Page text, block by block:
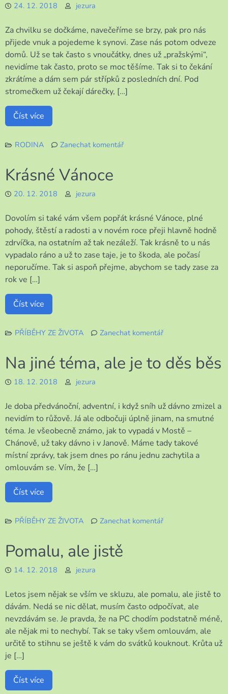
24. 12. 2018 jezura
Za chvilku se dočkáme, navečeříme se brzy, pak pro nás
přijede vnuk a pojedeme k synovi. Zase nás potom odveze
domů. Už se tak často s vnoučátky, dnes už „pražskými“,
nevidíme tak často, proto se moc těšíme. Tak si to čekání
zkrátíme a dám sem pár střípků z posledních dní. Pod
stromečkem už čekají dárečky, […]
Číst více
RODINA
Zanechat komentář
Krásné Vánoce
20. 12. 2018 jezura
Dovolím si také vám všem popřát krásné Vánoce, plné
pohody, štěstí a radosti a v novém roce přeji hlavně hodně
zdrvíčka, na ostatním až tak nezáleží. Tak krásně to u nás
vypadalo ráno a už to zase taje, je to škoda, ale počasí
neporučíme. Tak si aspoň přejme, abychom se tady zase za
rok ve […]
Číst více
PŘÍBĚHY ZE ŽIVOTA
Zanechat komentář
Vánoce
Na jiné téma, ale je to děs běs
18. 12. 2018 jezura
Je doba předvánoční, adventní, i když sníh už dávno zmizel a
nevidím to růžově. Já ale odbočuji úplně jinam, na smutné
téma. Je všeobecně známo, jak to vypadá v Mostě –
Chánově, už taky dávno i v Janově. Máme tady takové
místní zprávy, tak jsem dnes po ránu jednu zachytila a
omlouvám se. Vím, že […]
Číst více
PŘÍBĚHY ZE ŽIVOTA
Zanechat komentář
to
děs
běs
Pomalu, ale jistě
14. 12. 2018 jezura
Letos jsem nějak se vším ve skluzu, ale pomalu, ale jistě to
dávám. Nedá se nic dělat, musím často odpočívat, ale
nevzdávám se. Je pravda, že na PC chodím podstatně méně,
ale nějak mi to nechybí. Tak se taky všem omlouvám, ale
určitě to stihnu se ještě k vám do svátků kouknout. Krůta už
je […]
Číst více